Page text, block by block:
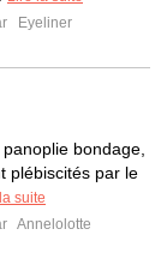
Eyeliner
bondage,
plébiscités par le
suite
Annelolotte